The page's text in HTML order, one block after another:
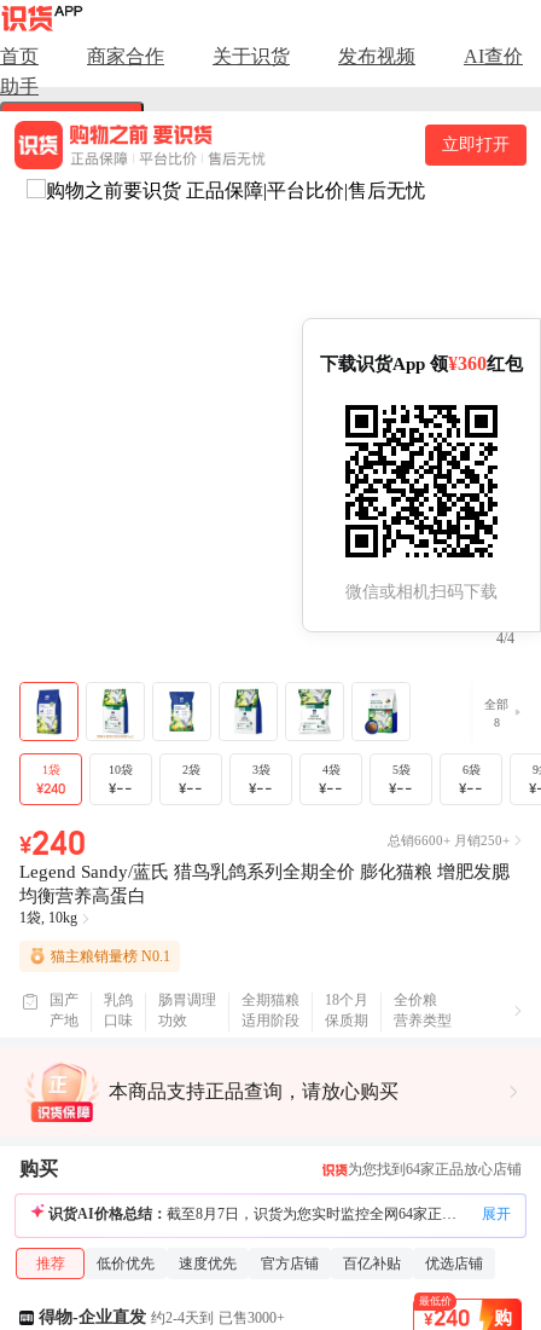
商品基础信息
商品名称：Legend Sandy/蓝氏 猎鸟乳鸽系列全期全价 膨化猫粮
增肥发腮均衡营养高蛋白。品牌：Legend Sandy/蓝氏。所属分
类：宠物。
规格信息
天猫渠道有最低价，售价为300.00元。其他渠道：淘宝渠道售价
300.00元，京东渠道售价340.00元，拼多多渠道售价380.00元）
在功能配置方面，产地为国产，口味为乳鸽，功效为肠胃调理、
强化免疫、增肥发腮、美毛护肤，适用阶段为全期猫粮，保质期
多猫家庭选粮看这篇🙋‍♀️、有没有你忍不住想要炫耀的猫粮|猫粮
推荐、麻 这是小咪我最爱吃的猫粮！！、选粮困难进|一款猫粮
征服家里三只猫、 挑食猫咪长不胖？无广测评7款热门猫粮！
精选问答
问：这是膨化粮还是烘培粮，有人知道么 答：膨化。 问：高蛋
白适合幼猫吗 答：幼猫吃着没问题，没软便，挺合适的。 问：
帮子圆了点。 更多问答详情请查看完整列表。
首页 商家合作 关于识货 发布视频
AI查价
助手
下载识货App
立即打开
4/4
全部
8
1袋
¥240
10袋
¥--
2袋
¥--
3袋
¥--
4袋
¥--
5袋
¥--
6袋
¥--
9
¥240 总销6600+ 月销250+
Legend Sandy/蓝氏 猎鸟乳鸽系列 全期全价 膨化猫粮 增肥发腮
均衡营养高蛋白
1袋, 10kg
猫主粮销量榜 N0.1
国产
产地
乳鸽
口味
肠胃调理
功效
全期猫粮
适用阶段
18个月
保质期
全价粮
营养类型
本商品支持正品查询，请放心购买
购买 为您找到64家正品放心店铺
识货AI价格总结： 截至8月7日，识货为您实时监控全网64家正品放心店铺，包括淘宝、天猫、京东、拼多多、抖音、得物、唯品会等主流电商。当前同款同规格全网最低价为¥240，来自识货安心购店铺，安心购店铺为识货合作的正品保障店铺且淘宝、京东、拼多多等电商平台认证的三方店铺。官方店铺最低价为¥350，百亿补贴店铺最低价为¥430。综合价格、正品保障、售后服务，当前更推荐识货安心购店铺，价格¥240。 展开
推荐 低价优先 速度优先 官方店铺 百亿补贴 优选店铺
得物-企业直发 约2-4天到 已售3000+ ¥240 购
最低价
下载识货App 领¥360红包
微信或相机扫码下载